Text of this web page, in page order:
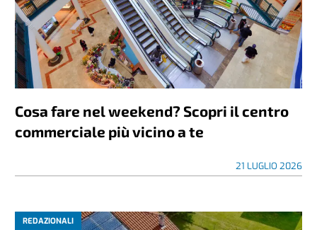
Cosa fare nel weekend? Scopri il centro
commerciale più vicino a te
21 LUGLIO 2026
REDAZIONALI